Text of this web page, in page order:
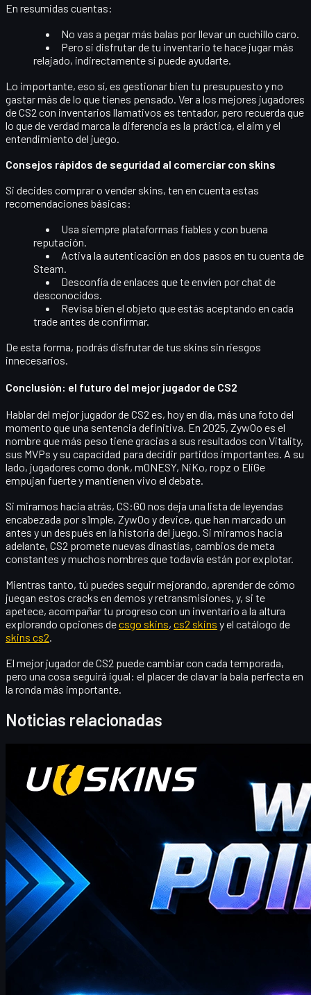
En resumidas cuentas:
No vas a pegar más balas por llevar un cuchillo caro.
Pero si disfrutar de tu inventario te hace jugar más
relajado, indirectamente sí puede ayudarte.
Lo importante, eso sí, es gestionar bien tu presupuesto y no
gastar más de lo que tienes pensado. Ver a los mejores jugadores
de CS2 con inventarios llamativos es tentador, pero recuerda que
lo que de verdad marca la diferencia es la práctica, el aim y el
entendimiento del juego.
Consejos rápidos de seguridad al comerciar con skins
Si decides comprar o vender skins, ten en cuenta estas
recomendaciones básicas:
Usa siempre plataformas fiables y con buena
reputación.
Activa la autenticación en dos pasos en tu cuenta de
Steam.
Desconfía de enlaces que te envíen por chat de
desconocidos.
Revisa bien el objeto que estás aceptando en cada
trade antes de confirmar.
De esta forma, podrás disfrutar de tus skins sin riesgos
innecesarios.
Conclusión: el futuro del mejor jugador de CS2
Hablar del mejor jugador de CS2 es, hoy en día, más una foto del
momento que una sentencia definitiva. En 2025, ZywOo es el
nombre que más peso tiene gracias a sus resultados con Vitality,
sus MVPs y su capacidad para decidir partidos importantes. A su
lado, jugadores como donk, m0NESY, NiKo, ropz o EliGe
empujan fuerte y mantienen vivo el debate.
Si miramos hacia atrás, CS:GO nos deja una lista de leyendas
encabezada por s1mple, ZywOo y device, que han marcado un
antes y un después en la historia del juego. Si miramos hacia
adelante, CS2 promete nuevas dinastías, cambios de meta
constantes y muchos nombres que todavía están por explotar.
Mientras tanto, tú puedes seguir mejorando, aprender de cómo
juegan estos cracks en demos y retransmisiones, y, si te
apetece, acompañar tu progreso con un inventario a la altura
explorando opciones decsgo skins, cs2 skins y el catálogo de
skins cs2.
El mejor jugador de CS2 puede cambiar con cada temporada,
pero una cosa seguirá igual: el placer de clavar la bala perfecta en
la ronda más importante.
Noticias relacionadas
¡Hola traders de CS2! ¡Bienvenidos a nuestro blog de
bonos semanal!
donde encontrarás los códigos de Puntos de Regalo UUSKINS
más recientes y completos de esta semana. Actualizamos esta
página semanalmente para ofrecerte Puntos de Regalo extra.
Siempre que tu pedido alcance el monto correspondiente,
puedes usar los códigos a continuación para canjear puntos y
cambiarlos por tus skins favoritos de CS2 en la tienda.
abril 20, 2026